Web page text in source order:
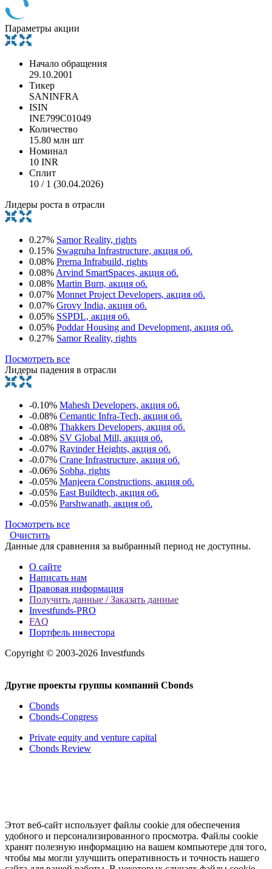
Параметры акции
Начало обращения
29.10.2001
Тикер
SANINFRA
ISIN
INE799C01049
Количество
15.80 млн шт
Номинал
10 INR
Сплит
10 / 1 (30.04.2026)
Лидеры роста в отрасли
0.27% Samor Reality, rights
0.15% Swagruha Infrastructure, акция об.
0.08% Prerna Infrabuild, rights
0.08% Arvind SmartSpaces, акция об.
0.08% Martin Burn, акция об.
0.07% Monnet Project Developers, акция об.
0.07% Grovy India, акция об.
0.05% SSPDL, акция об.
0.05% Poddar Housing and Development, акция об.
0.27% Samor Reality, rights
Посмотреть все
Лидеры падения в отрасли
-0.10% Mahesh Developers, акция об.
-0.08% Cemantic Infra-Tech, акция об.
-0.08% Thakkers Developers, акция об.
-0.08% SV Global Mill, акция об.
-0.07% Ravinder Heights, акция об.
-0.07% Crane Infrastructure, акция об.
-0.06% Sobha, rights
-0.05% Manjeera Constructions, акция об.
-0.05% East Buildtech, акция об.
-0.05% Parshwanath, акция об.
Посмотреть все
Очистить
Данные для сравнения за выбранный период не доступны.
О сайте
Написать нам
Правовая информация
Получить данные / Заказать данные
Investfunds-PRO
FAQ
Портфель инвестора
Copyright © 2003-2026 Investfunds
Другие проекты группы компаний Cbonds
Cbonds
Cbonds-Congress
Private equity and venture capital
Cbonds Review
Этот веб-сайт использует файлы cookie для обеспечения
удобного и персонализированного просмотра. Файлы cookie
хранят полезную информацию на вашем компьютере для того,
чтобы мы могли улучшить оперативность и точность нашего